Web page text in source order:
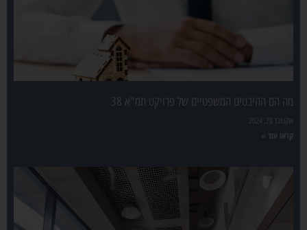
מה הם ההיבטים המשפטיים של פרויקט תמ"א 38
אוקטובר 20, 2024
קראו עוד »